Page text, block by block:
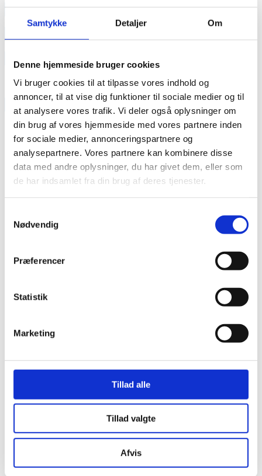
Samtykke Detaljer Om
Denne hjemmeside bruger cookies
Vi bruger cookies til at tilpasse vores indhold og
annoncer, til at vise dig funktioner til sociale medier og til
at analysere vores trafik. Vi deler også oplysninger om
din brug af vores hjemmeside med vores partnere inden
for sociale medier, annonceringspartnere og
analysepartnere. Vores partnere kan kombinere disse
data med andre oplysninger, du har givet dem, eller som
de har indsamlet fra din brug af deres tjenester.
Nødvendig
Præferencer
Statistik
Marketing
Tillad alle
Tillad valgte
Afvis
annonce
Like us
RAINBOW BUSINESS DENMARK
Her er alle vinderne fra årets Danish
Rainbow Awards